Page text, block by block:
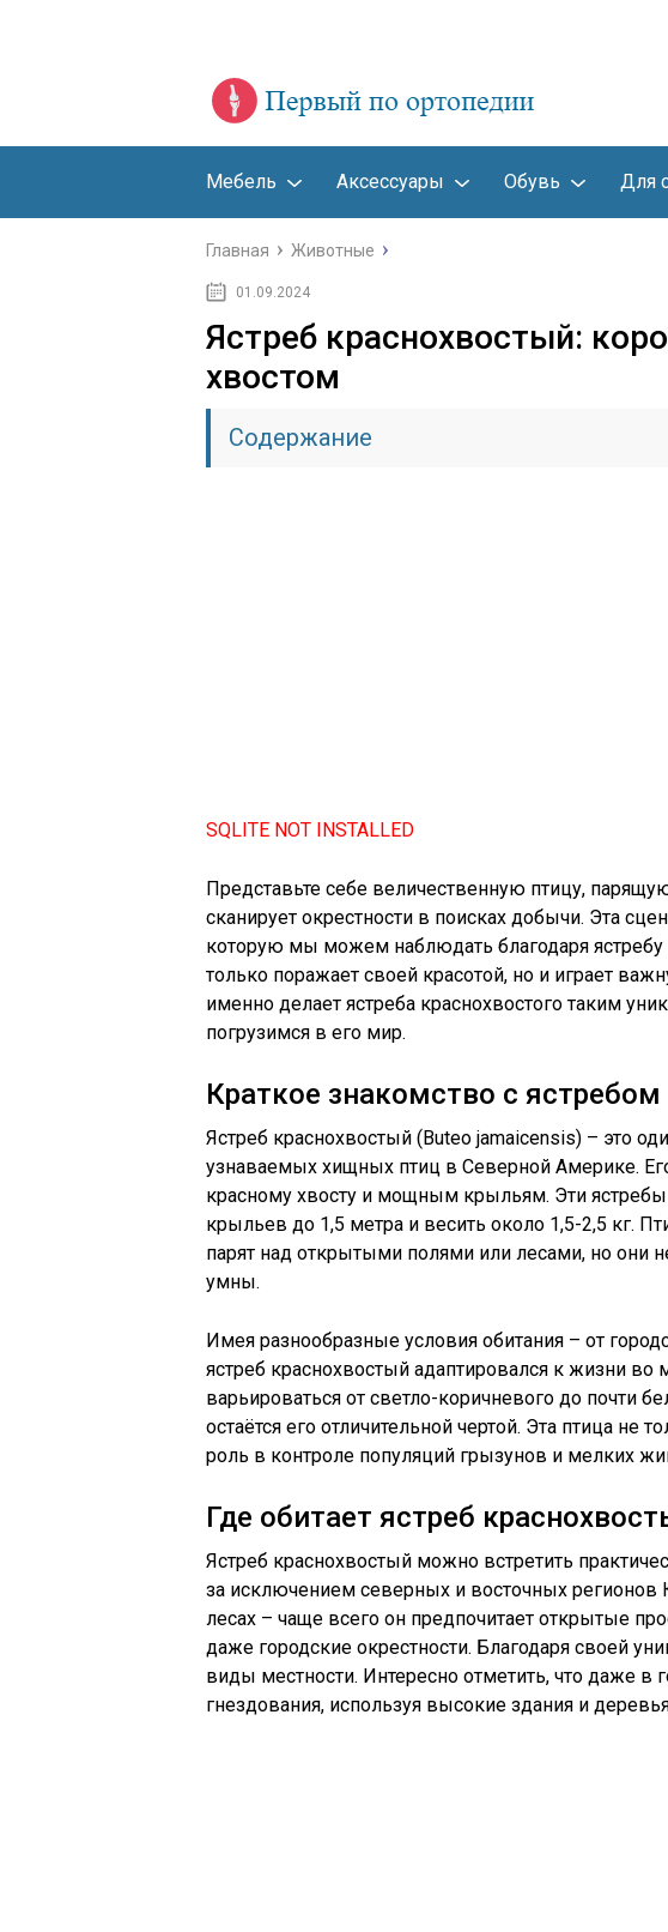
Мебель Аксессуары Обувь Для
Главная Животные
01.09.2024
Ястреб краснохвостый:
хвостом
Содержание
SQLITE NOT INSTALLED
Представьте себе величественную птицу,
сканирует окрестности в поисках добычи. Эта
которую мы можем наблюдать благодаря ястребу
только поражает своей красотой, но и играет
именно делает ястреба краснохвостого таким
погрузимся в его мир.
Краткое знакомство с
Ястреб краснохвостый (Buteo jamaicensis) – это
узнаваемых хищных птиц в Северной Америке.
красному хвосту и мощным крыльям. Эти ястребы
крыльев до 1,5 метра и весить около 1,5-2,5 кг.
парят над открытыми полями или лесами, но они
умны.
Имея разнообразные условия обитания – от
ястреб краснохвостый адаптировался к жизни во
варьироваться от светло-коричневого до почти
остаётся его отличительной чертой. Эта птица не
роль в контроле популяций грызунов и мелких
Где обитает ястреб
Ястреб краснохвостый можно встретить
за исключением северных и восточных регионов
лесах – чаще всего он предпочитает открытые
даже городские окрестности. Благодаря своей
виды местности. Интересно отметить, что даже в
гнездования, используя высокие здания и